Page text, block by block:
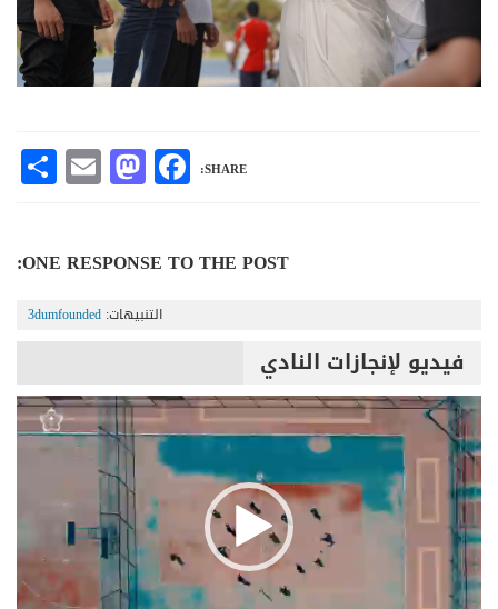
SHARE:
Facebook
ONE RESPONSE TO THE POST:
التنبيهات:3dumfounded
فيديو لإنجازات النادي
مشغل
الفيديو